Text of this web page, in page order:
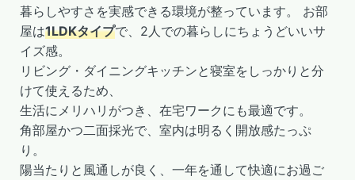
暮らしやすさを実感できる環境が整っています。 お部
屋は1LDKタイプで、2人での暮らしにちょうどいいサ
イズ感。
リビング・ダイニングキッチンと寝室をしっかりと分
けて使えるため、
生活にメリハリがつき、在宅ワークにも最適です。
角部屋かつ二面採光で、室内は明るく開放感たっぷ
り。
陽当たりと風通しが良く、一年を通して快適にお過ご